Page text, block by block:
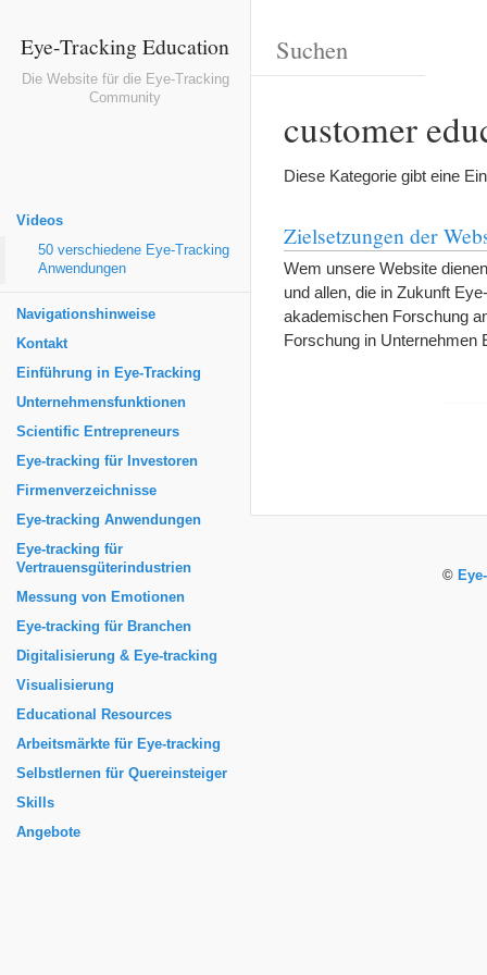
Eye-Tracking Education
Die Website für die Eye-Tracking
Community
Videos
50 verschiedene Eye-Tracking
Anwendungen
Navigationshinweise
Kontakt
Einführung in Eye-Tracking
Unternehmensfunktionen
Scientific Entrepreneurs
Eye-tracking für Investoren
Firmenverzeichnisse
Eye-tracking Anwendungen
Eye-tracking für
Vertrauensgüterindustrien
Messung von Emotionen
Eye-tracking für Branchen
Digitalisierung & Eye-tracking
Visualisierung
Educational Resources
Arbeitsmärkte für Eye-tracking
Selbstlernen für Quereinsteiger
Skills
Angebote
customer
Diese Kategorie gibt eine
Zielsetzungen der
Wem unsere Website
und allen, die in Zukunft
akademischen Forschung
Forschung in
©